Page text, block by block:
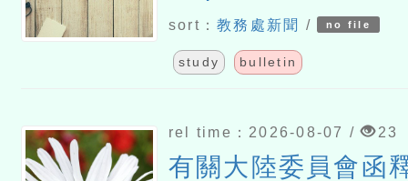
sort：教務處新聞 / no file
study bulletin
rel time：2026-08-07 / 23
有關大陸委員會函